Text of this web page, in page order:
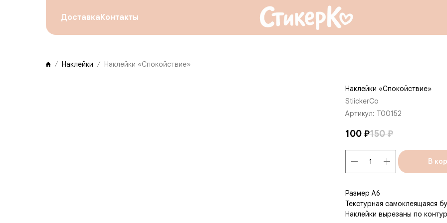
ДоставкаКонтакты
Наклейки Наклейки «Спокойствие»
Наклейки «Спокойствие»
StiickerCo
Артикул: T00152
100 ₽150 ₽
В
Размер А6
Текстурная самоклеящаяся
Наклейки вырезаны по